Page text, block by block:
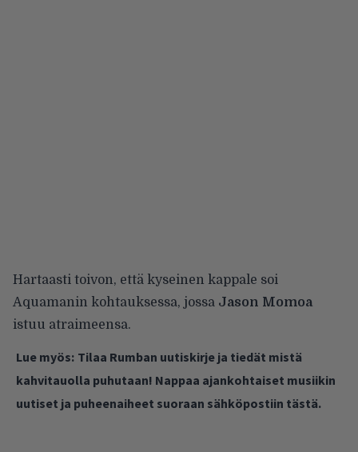
Hartaasti toivon, että kyseinen kappale soi
Aquamanin kohtauksessa, jossa Jason Momoa
istuu atraimeensa.
Lue myös: Tilaa Rumban uutiskirje ja tiedät mistä
kahvitauolla puhutaan! Nappaa ajankohtaiset musiikin
uutiset ja puheenaiheet suoraan sähköpostiin tästä.